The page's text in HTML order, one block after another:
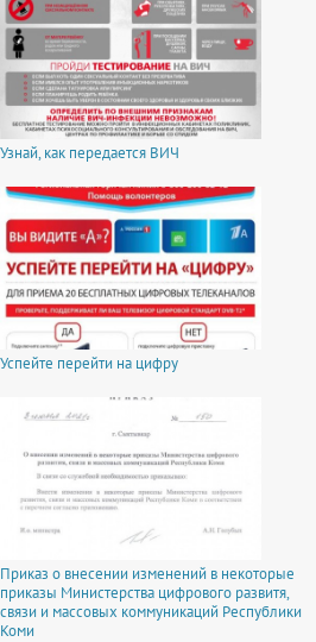
Узнай, как передается ВИЧ
Успейте перейти на цифру
Приказ о внесении изменений в некоторые
приказы Министерства цифрового развитя,
связи и массовых коммуникаций Республики
Коми